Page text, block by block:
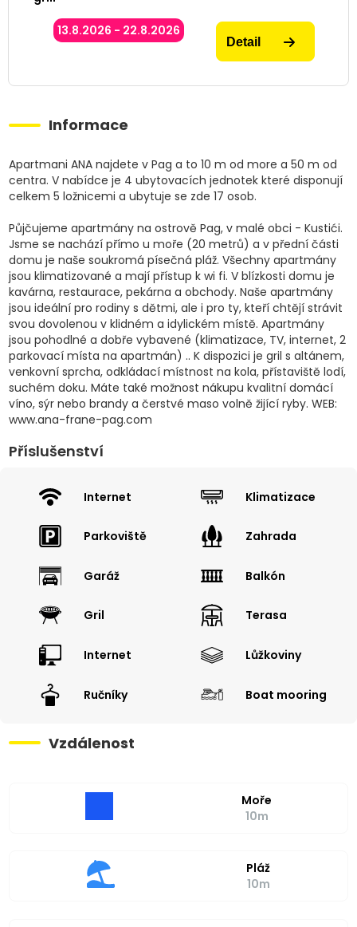
13.8.2026 - 22.8.2026
Detail
Informace
Apartmani ANA najdete v Pag a to 10 m od more a 50 m od
centra. V nabídce je 4 ubytovacích jednotek které disponují
celkem 5 ložnicemi a ubytuje se zde 17 osob.
Půjčujeme apartmány na ostrově Pag, v malé obci - Kustići.
Jsme se nachází přímo u moře (20 metrů) a v přední části
domu je naše soukromá písečná pláž. Všechny apartmány
jsou klimatizované a mají přístup k wi fi. V blízkosti domu je
kavárna, restaurace, pekárna a obchody. Naše apartmány
jsou ideální pro rodiny s dětmi, ale i pro ty, kteří chtějí strávit
svou dovolenou v klidném a idylickém místě. Apartmány
jsou pohodlné a dobře vybavené (klimatizace, TV, internet, 2
parkovací místa na apartmán) .. K dispozici je gril s altánem,
venkovní sprcha, odkládací místnost na kola, přístaviště lodí,
suchém doku. Máte také možnost nákupu kvalitní domácí
víno, sýr nebo brandy a čerstvé maso volně žijící ryby. WEB:
www.ana-frane-pag.com
Příslušenství
Internet Klimatizace
Parkoviště Zahrada
Garáž Balkón
Gril Terasa
Internet Lůžkoviny
Ručníky Boat mooring
Vzdálenost
Moře
10m
Pláž
10m